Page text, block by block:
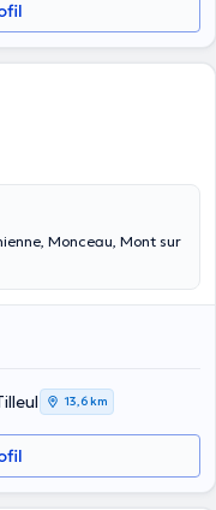
Monceau, Mont sur
13,6 km